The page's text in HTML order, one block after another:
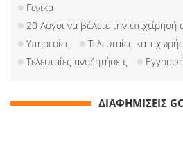
Γενικά
20 Λόγοι να βάλετε την επιχείρησή
Υπηρεσίες
Τελευταίες
Τελευταίες αναζητήσεις
Εγγραφή
ΔΙΑΦΗΜΙΣΕΙΣ